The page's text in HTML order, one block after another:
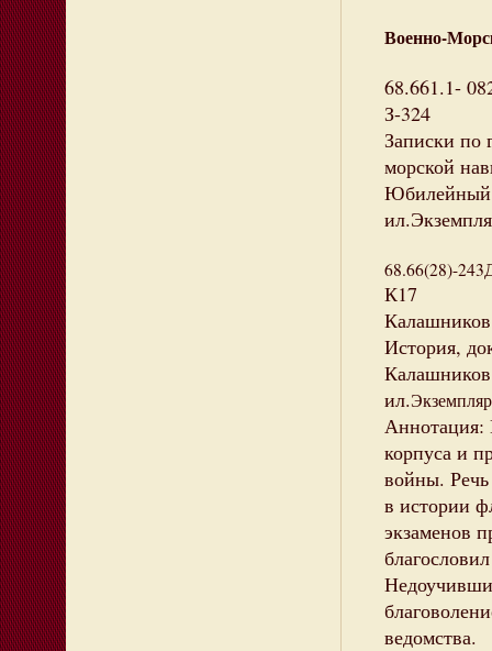
Военно-
68.661.1-
З-324
Записки по
морской
68.66(28)-
К17
История,
ил.
Аннотация:
корпуса и
войны.
в истории
экзаменов
ведомства.